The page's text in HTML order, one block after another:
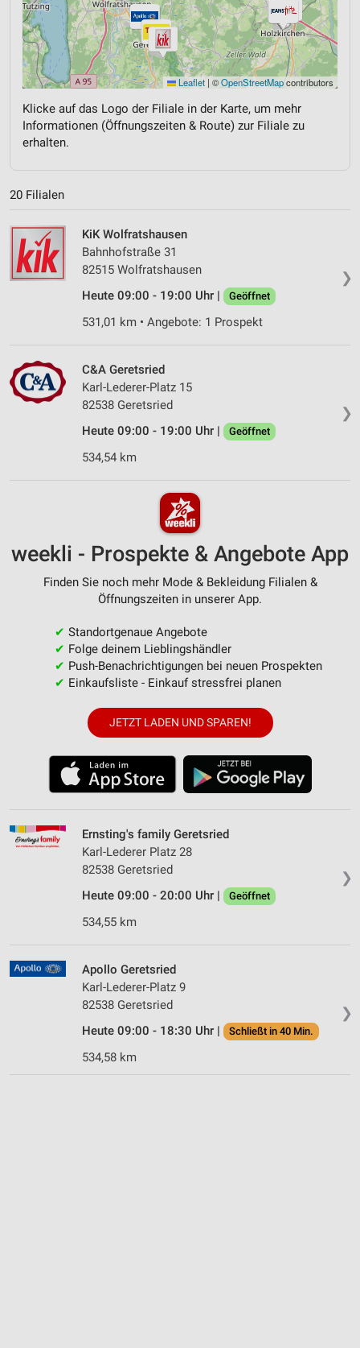
Leaflet | ©OpenStreetMapcontributors
Klicke auf das Logo der Filiale in der Karte, um mehr
Informationen (Öffnungszeiten & Route) zur Filiale zu
erhalten.
20 Filialen
❯
KiK Wolfratshausen
Bahnhofstraße 31
82515 Wolfratshausen
Heute 09:00 - 19:00 Uhr |
Geöffnet
531,01 km • Angebote: 1 Prospekt
❯
C&A Geretsried
Karl-Lederer-Platz 15
82538 Geretsried
Heute 09:00 - 19:00 Uhr |
Geöffnet
534,54 km
weekli - Prospekte & Angebote App
Finden Sie noch mehr Mode & Bekleidung Filialen &
Öffnungszeiten in unserer App.
✔ Standortgenaue Angebote
✔ Folge deinem Lieblingshändler
✔ Push-Benachrichtigungen bei neuen Prospekten
✔ Einkaufsliste - Einkauf stressfrei planen
JETZT LADEN UND SPAREN!
❯
Ernsting's family Geretsried
Karl-Lederer Platz 28
82538 Geretsried
Heute 09:00 - 20:00 Uhr |
Geöffnet
534,55 km
❯
Apollo Geretsried
Karl-Lederer-Platz 9
82538 Geretsried
Heute 09:00 - 18:30 Uhr |
Schließt in 40 Min.
534,58 km